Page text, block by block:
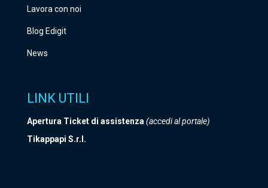
Lavora con noi
Blog Edigit
News
LINK UTILI
Apertura Ticket di assistenza (accedi al portale)
Tikappapi S.r.l.